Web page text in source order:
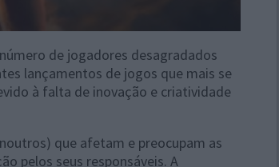
de jogadores desagradados
lançamentos de jogos que mais se
à falta de inovação e criatividade
que afetam e preocupam as
pelos seus responsáveis. A